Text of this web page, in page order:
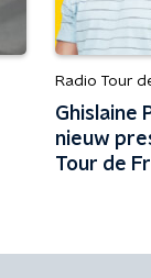
Radio Tour
Ghislaine
nieuw
Tour de